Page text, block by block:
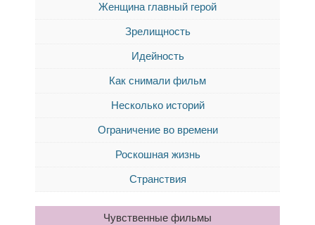
Женщина главный герой
Зрелищность
Идейность
Как снимали фильм
Несколько историй
Ограничение во времени
Роскошная жизнь
Странствия
Чувственные фильмы